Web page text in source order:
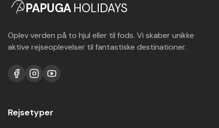
PAPUGA HOLIDAYS
Oplev verden på to hjul eller til fods. Vi skaber unikke
aktive rejseoplevelser til fantastiske destinationer.
Rejsetyper